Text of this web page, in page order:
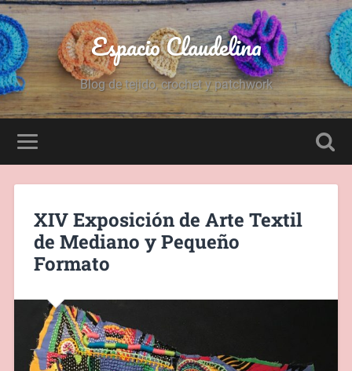
Espacio Claudelina
Blog de tejido, crochet y patchwork
XIV Exposición de Arte Textil
de Mediano y Pequeño
Formato